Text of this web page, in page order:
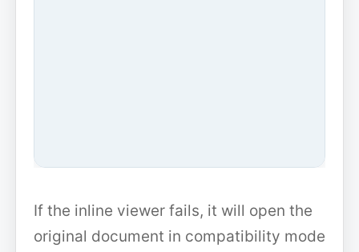
If the inline viewer fails, it will open the
original document in compatibility mode